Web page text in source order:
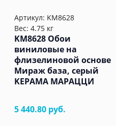
Артикул: KM8628
Вес: 4.75 кг
KM8628 Обои
виниловые на
флизелиновой основе
Мираж база, серый
KЕРАМА МАРАЦЦИ
5 440.80 руб.